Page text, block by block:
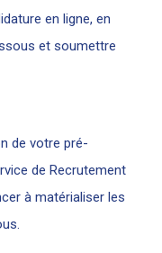
en ligne, en
et soumettre
de votre pré-
de Recrutement
à matérialiser les